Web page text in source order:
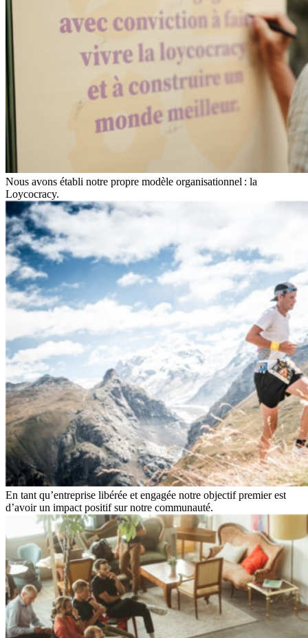
Nous avons établi notre propre modèle organisationnel : la
Loycocracy.
En tant qu’entreprise libérée et engagée notre objectif premier est
d’avoir un impact positif sur notre communauté.